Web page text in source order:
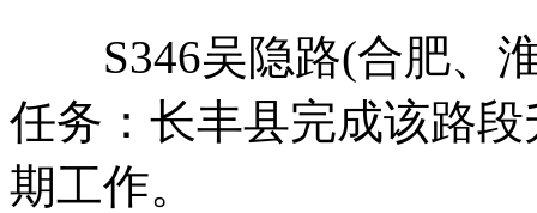
S346吴隐路(合肥、淮
任务：长丰县完成该路
期工作。